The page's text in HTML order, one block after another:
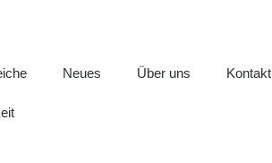
Neues Über uns Kontakt